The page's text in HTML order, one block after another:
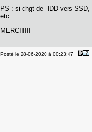
PS : si chgt de HDD vers
etc..
MERCIIIIII
Posté le 28-06-2020 à 00:23:47